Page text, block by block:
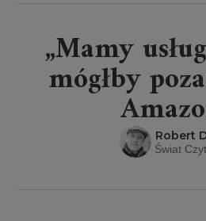
„Mamy
mógłby
Robert
Świat